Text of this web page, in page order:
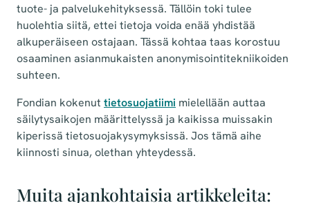
tuote- ja palvelukehityksessä. Tällöin toki tulee
huolehtia siitä, ettei tietoja voida enää yhdistää
alkuperäiseen ostajaan. Tässä kohtaa taas korostuu
osaaminen asianmukaisten anonymisointitekniikoiden
suhteen.
Fondian kokenut tietosuojatiimi mielellään auttaa
säilytysaikojen määrittelyssä ja kaikissa muissakin
kiperissä tietosuojakysymyksissä. Jos tämä aihe
kiinnosti sinua, olethan yhteydessä.
Muita ajankohtaisia artikkeleita: